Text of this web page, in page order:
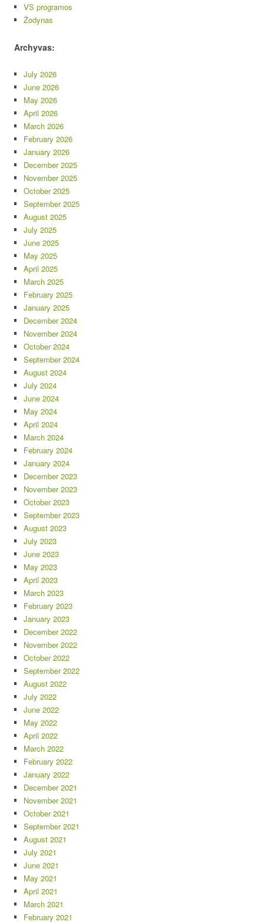
VS programos
Žodynas
Archyvas:
July 2026
June 2026
May 2026
April 2026
March 2026
February 2026
January 2026
December 2025
November 2025
October 2025
September 2025
August 2025
July 2025
June 2025
May 2025
April 2025
March 2025
February 2025
January 2025
December 2024
November 2024
October 2024
September 2024
August 2024
July 2024
June 2024
May 2024
April 2024
March 2024
February 2024
January 2024
December 2023
November 2023
October 2023
September 2023
August 2023
July 2023
June 2023
May 2023
April 2023
March 2023
February 2023
January 2023
December 2022
November 2022
October 2022
September 2022
August 2022
July 2022
June 2022
May 2022
April 2022
March 2022
February 2022
January 2022
December 2021
November 2021
October 2021
September 2021
August 2021
July 2021
June 2021
May 2021
April 2021
March 2021
February 2021